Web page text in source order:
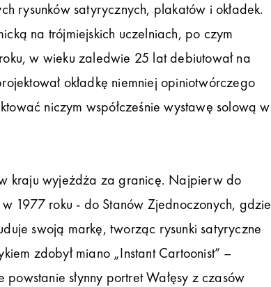
rysunków satyrycznych, plakatów i okładek.
na trójmiejskich uczelniach, po czym
w wieku zaledwie 25 lat debiutował na
okładkę niemniej opiniotwórczego
niczym współcześnie wystawę solową w
kraju wyjeżdża za granicę. Najpierw do
1977 roku - do Stanów Zjednoczonych, gdzie
swoją markę, tworząc rysunki satyryczne
zdobył miano „Instant Cartoonist” –
słynny portret Wałęsy z czasów